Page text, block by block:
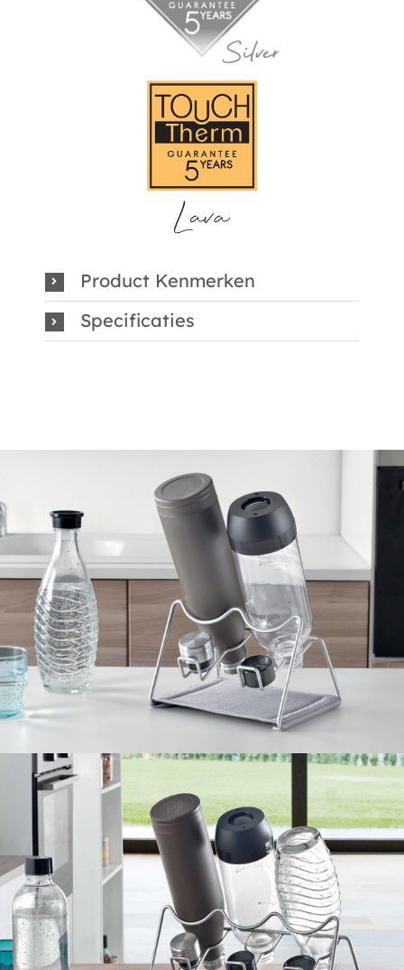
Product Kenmerken
Specificaties